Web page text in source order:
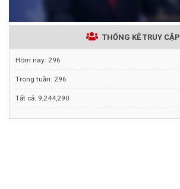
THỐNG KÊ TRUY CẬP
Hôm nay: 296
Trong tuần: 296
Tất cả: 9,244,290